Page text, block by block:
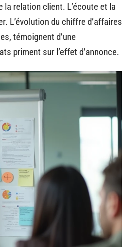
la relation client. L’écoute et la
L’évolution du chiffre d’affaires
témoignent d’une
priment sur l’effet d’annonce.